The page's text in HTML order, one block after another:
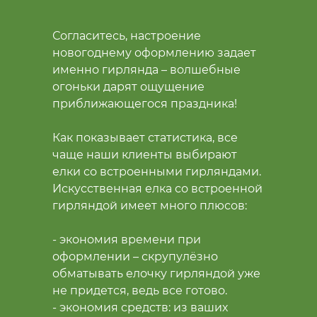
Согласитесь, настроение
новогоднему оформлению задает
именно гирлянда – волшебные
огоньки дарят ощущение
приближающегося праздника!
Как показывает статистика, все
чаще наши клиенты выбирают
елки со встроенными гирляндами.
Искусственная елка со встроенной
гирляндой имеет много плюсов:
- экономия времени при
оформлении – скрупулёзно
обматывать елочку гирляндой уже
не придется, ведь все готово.
- экономия средств: из ваших